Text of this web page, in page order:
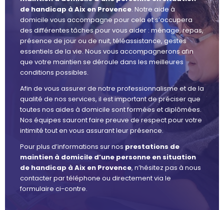
de handicap à Aix en Provence. Notre aide à
domicile vous accompagne pour cela et s’occupera
des différentes tâches pour vous aider : ménage, repas,
présence de jour ou de nuit, téléassistance, gestes
essentiels de la vie. Nous vous accompagnerons afin
que votre maintien se déroule dans les meilleures
conditions possibles.
Afin de vous assurer de notre professionnalisme et de la
qualité de nos services, il est important de préciser que
toutes nos aides à domicile sont formées et diplômées.
Nos équipes sauront faire preuve de respect pour votre
intimité tout en vous assurant leur présence.
Pour plus d’informations sur nos prestations de
maintien à domicile d’une personne en situation
de handicap à Aix en Provence, n’hésitez pas à nous
contacter par téléphone ou directement via le
formulaire ci-contre.